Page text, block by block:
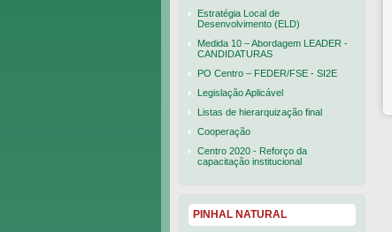
Estratégia Local de
Desenvolvimento (ELD)
Medida 10 – Abordagem LEADER -
CANDIDATURAS
PO Centro – FEDER/FSE - SI2E
Legislação Aplicável
Listas de hierarquização final
Cooperação
Centro 2020 - Reforço da
capacitação institucional
PINHAL NATURAL